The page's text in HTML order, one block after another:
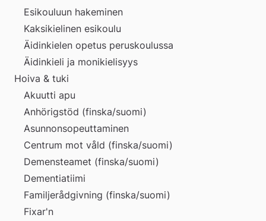
Esikouluun hakeminen
Kaksikielinen esikoulu
Äidinkielen opetus peruskoulussa
Äidinkieli ja monikielisyys
Hoiva & tuki
Akuutti apu
Anhörigstöd (finska/suomi)
Asunnonsopeuttaminen
Centrum mot våld (finska/suomi)
Demensteamet (finska/suomi)
Dementiatiimi
Familjerådgivning (finska/suomi)
Fixar'n